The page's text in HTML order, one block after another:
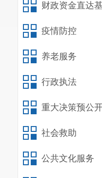
财政资金直达
疫情防控
养老服务
行政执法
重大决策预公
社会救助
公共文化服务